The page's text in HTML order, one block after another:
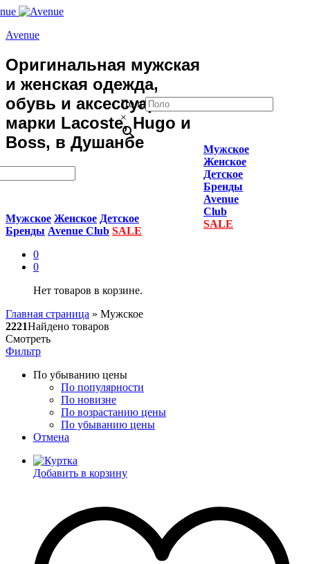
Avenue
Оригинальная мужская
и женская одежда,
обувь и аксессуары
марки Lacoste, Hugo и
Boss, в Душанбе
Мужское Женское Детское
Бренды Avenue Club SALE
0
0
Нет товаров в корзине.
Поло
×
Мужское
Женское
Детское
Бренды
Avenue
Club
SALE
Главная страница » Мужское
2221Найдено товаров
Смотреть
Фильтр
По убыванию цены
По популярности
По новизне
По возрастанию цены
По убыванию цены
Отмена
Добавить в корзину